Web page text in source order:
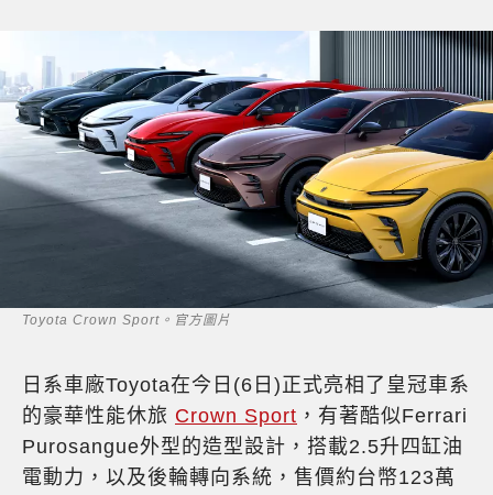
Toyota Crown Sport。官方圖片
日系車廠Toyota在今日(6日)正式亮相了皇冠車系
的豪華性能休旅 Crown Sport ，有著酷似Ferrari
Purosangue外型的造型設計，搭載2.5升四缸油
電動力，以及後輪轉向系統，售價約台幣123萬